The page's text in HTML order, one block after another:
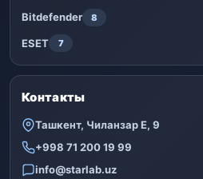
Bitdefender 8
ESET 7
Контакты
Ташкент, Чиланзар Е, 9
+998 71 200 19 99
info@starlab.uz